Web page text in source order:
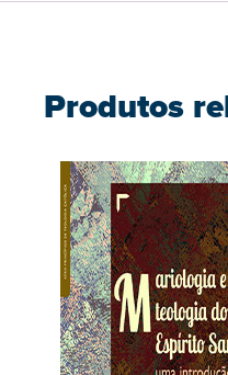
Produtos